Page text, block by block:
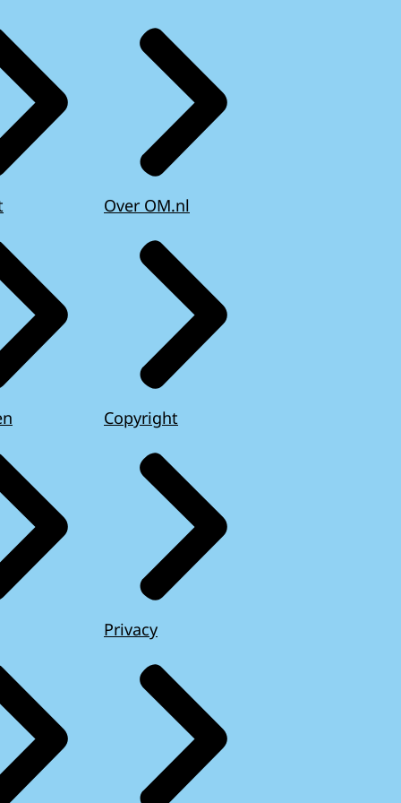
Over OM.nl
Copyright
Privacy